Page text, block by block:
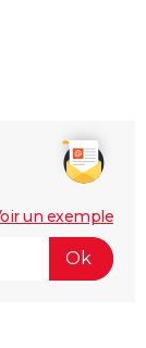
un exemple